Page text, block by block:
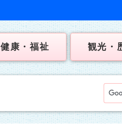
健康・福祉 観光・